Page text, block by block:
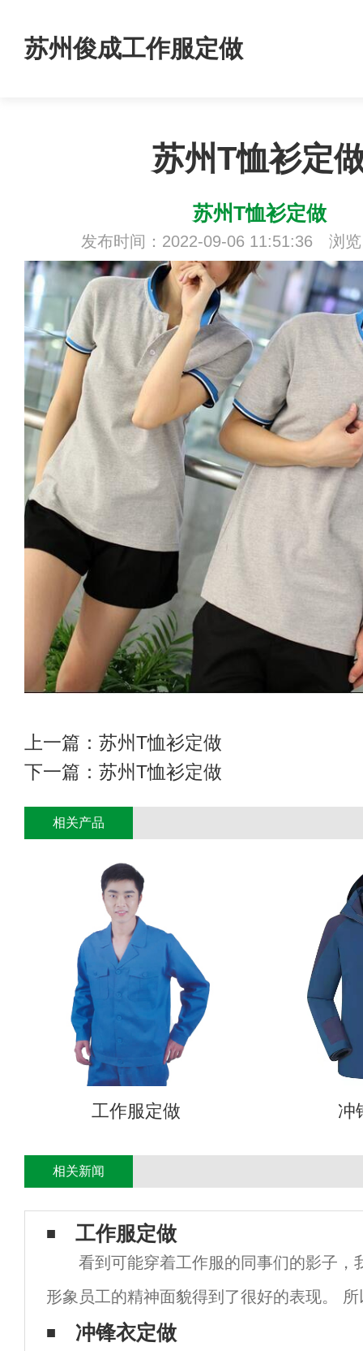
苏州俊成工作服定做
苏州T恤衫定
苏州T恤衫定做
发布时间：2022-09-06 11:51:36 浏览
上一篇： 苏州T恤衫定做
下一篇： 苏州T恤衫定做
相关产品
工作服定做 冲
相关新闻
工作服定做
看到可能穿着工作服的同事们的影子，
形象员工的精神面貌得到了很好的表现。
日常工作服不仅要求每天干净，还要求整洁
冲锋衣定做